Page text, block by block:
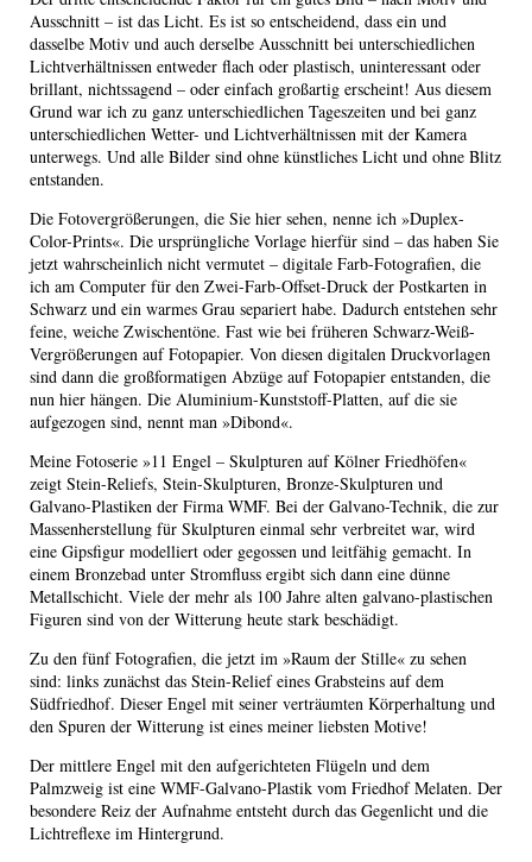
Ausschnitt – ist das Licht. Es ist so entscheidend, dass ein und
dasselbe Motiv und auch derselbe Ausschnitt bei unterschiedlichen
Lichtverhältnissen entweder flach oder plastisch, uninteressant oder
brillant, nichtssagend – oder einfach großartig erscheint! Aus diesem
Grund war ich zu ganz unterschiedlichen Tageszeiten und bei ganz
unterschiedlichen Wetter- und Lichtverhältnissen mit der Kamera
unterwegs. Und alle Bilder sind ohne künstliches Licht und ohne Blitz
entstanden.
Die Fotovergrößerungen, die Sie hier sehen, nenne ich »Duplex-
Color-Prints«. Die ursprüngliche Vorlage hierfür sind – das haben Sie
jetzt wahrscheinlich nicht vermutet – digitale Farb-Fotografien, die
ich am Computer für den Zwei-Farb-Offset-Druck der Postkarten in
Schwarz und ein warmes Grau separiert habe. Dadurch entstehen sehr
feine, weiche Zwischentöne. Fast wie bei früheren Schwarz-Weiß-
Vergrößerungen auf Fotopapier. Von diesen digitalen Druckvorlagen
sind dann die großformatigen Abzüge auf Fotopapier entstanden, die
nun hier hängen. Die Aluminium-Kunststoff-Platten, auf die sie
aufgezogen sind, nennt man »Dibond«.
Meine Fotoserie »11 Engel – Skulpturen auf Kölner Friedhöfen«
zeigt Stein-Reliefs, Stein-Skulpturen, Bronze-Skulpturen und
Galvano-Plastiken der Firma WMF. Bei der Galvano-Technik, die zur
Massenherstellung für Skulpturen einmal sehr verbreitet war, wird
eine Gipsfigur modelliert oder gegossen und leitfähig gemacht. In
einem Bronzebad unter Stromfluss ergibt sich dann eine dünne
Metallschicht. Viele der mehr als 100 Jahre alten galvano-plastischen
Figuren sind von der Witterung heute stark beschädigt.
Zu den fünf Fotografien, die jetzt im »Raum der Stille« zu sehen
sind: links zunächst das Stein-Relief eines Grabsteins auf dem
Südfriedhof. Dieser Engel mit seiner verträumten Körperhaltung und
den Spuren der Witterung ist eines meiner liebsten Motive!
Der mittlere Engel mit den aufgerichteten Flügeln und dem
Palmzweig ist eine WMF-Galvano-Plastik vom Friedhof Melaten. Der
besondere Reiz der Aufnahme entsteht durch das Gegenlicht und die
Lichtreflexe im Hintergrund.